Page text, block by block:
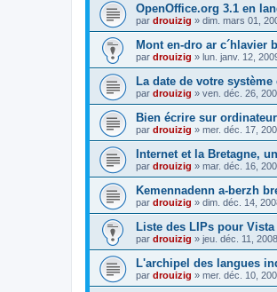
OpenOffice.org 3.1 en
par drouizig » dim. mars 01,
Mont en-dro ar c´hlavier
par drouizig » lun. janv. 12,
La date de votre
par drouizig » ven. déc. 26,
Bien écrire sur
par drouizig » mer. déc. 17,
Internet et la Bretagne,
par drouizig » mar. déc. 16,
Kemennadenn a-berzh
par drouizig » dim. déc. 14,
Liste des LIPs pour Vista
par drouizig » jeu. déc. 11,
L'archipel des langues
par drouizig » mer. déc. 10,